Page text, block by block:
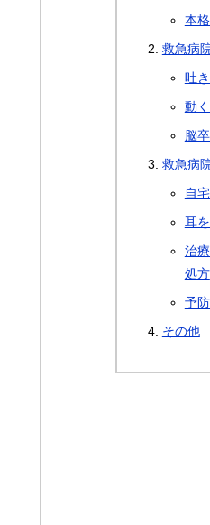
本
救急病
吐
動
脳
救急病
自
耳
治
処方
予
その他